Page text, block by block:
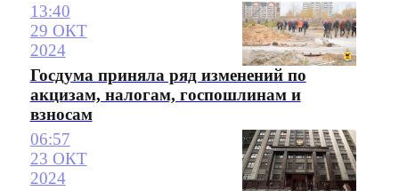
13:40
29 ОКТ
2024
Госдума приняла ряд изменений по
акцизам, налогам, госпошлинам и
взносам
06:57
23 ОКТ
2024